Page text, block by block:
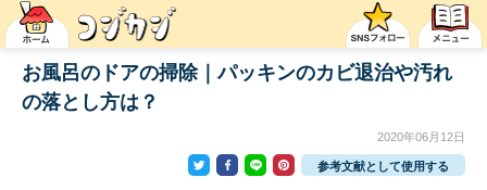
お風呂のドアの掃除｜パッキンのカビ退治や汚れ
の落とし方は？
2020年06月12日
参考文献として使用する